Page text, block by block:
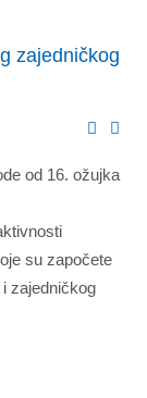
zajedničkog
od 16. ožujka
su započete
zajedničkog